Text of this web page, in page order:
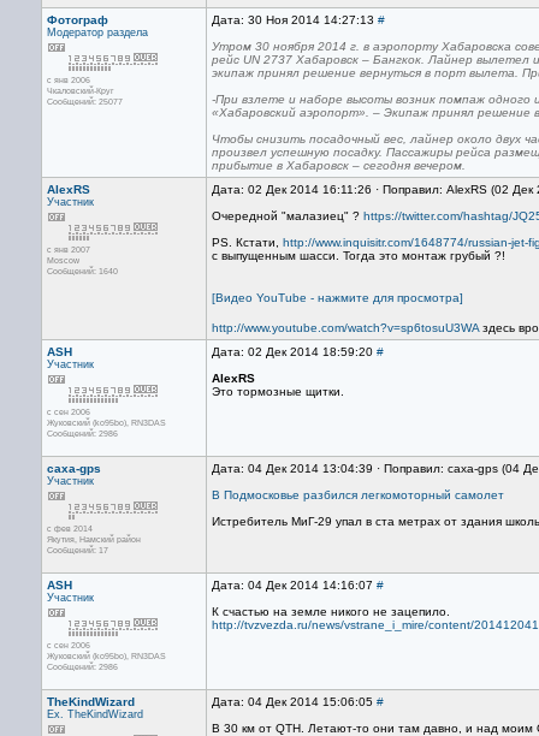
Фотограф
Модератор раздела
с янв 2006
Чкаловский-Круг
Сообщений: 25077
Дата: 30 Ноя 2014 14:27:13 #
Утром 30 ноября 2014 г. в аэропорту Хабаровска
рейс UN 2737 Хабаровск – Бангкок. Лайнер вылетел
экипаж принял решение вернуться в порт вылета.
-При взлете и наборе высоты возник помпаж
«Хабаровский аэропорт». – Экипаж принял решение
Чтобы снизить посадочный вес, лайнер около двух
произвел успешную посадку. Пассажиры рейса
прибытие в Хабаровск – сегодня вечером.
AlexRS
Участник
с янв 2007
Moscow
Сообщений: 1640
Дата: 02 Дек 2014 16:11:26 · Поправил: AlexRS (02
Очередной "малазиец" ? https://twitter.com/hashtag/
PS. Кстати, http://www.inquisitr.com/1648774/russian-jet-
с выпущенным шасси. Тогда это монтаж грубый ?!
[Видео YouTube - нажмите для просмотра]
http://www.youtube.com/watch?v=sp6tosuU3WA здесь
ASH
Участник
с сен 2006
Жуковский (ko95bo), RN3DAS
Сообщений: 2986
Дата: 02 Дек 2014 18:59:20 #
AlexRS
Это тормозные щитки.
caxa-gps
Участник
с фев 2014
Якутия, Намский район
Сообщений: 17
Дата: 04 Дек 2014 13:04:39 · Поправил: caxa-gps (04
В Подмосковье разбился легкомоторный самолет
Истребитель МиГ-29 упал в ста метрах от здания
ASH
Участник
с сен 2006
Жуковский (ko95bo), RN3DAS
Сообщений: 2986
Дата: 04 Дек 2014 14:16:07 #
К счастью на земле никого не зацепило.
http://tvzvezda.ru/news/vstrane_i_mire/content/
TheKindWizard
Ex. TheKindWizard
Дата: 04 Дек 2014 15:06:05 #
В 30 км от QTH. Летают-то они там давно, и над моим